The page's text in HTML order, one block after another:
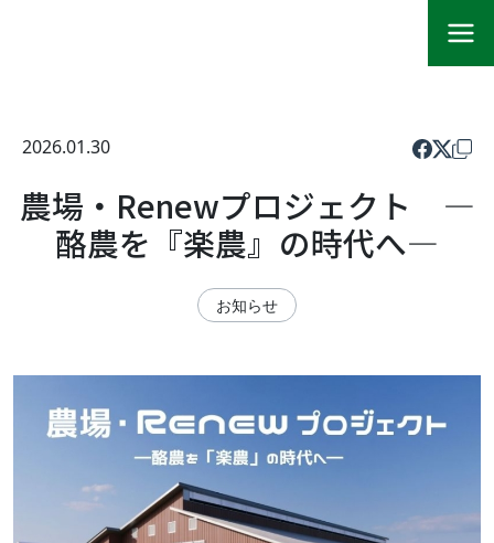
2026.01.30
農場・Renewプロジェクト ―
酪農を『楽農』の時代へ―
お知らせ